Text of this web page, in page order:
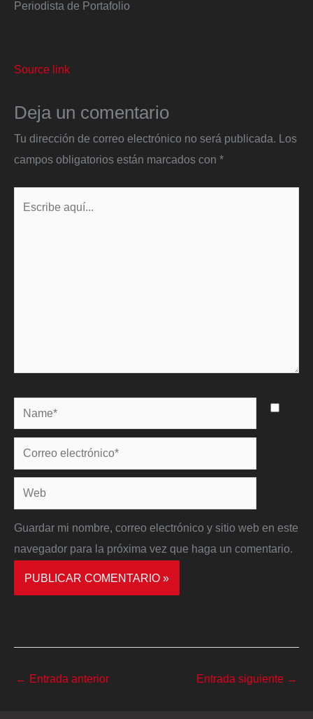
​Periodista de Portafolio
Source link
Deja un comentario
Tu dirección de correo electrónico no será publicada. Los
campos obligatorios están marcados con *
Name*
Correo
electrónico*
Web
Guardar mi nombre, correo electrónico y sitio web en este
navegador para la próxima vez que haga un comentario.
← Entrada anterior Entrada siguiente →